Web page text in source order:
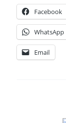
Facebook
WhatsApp
Email